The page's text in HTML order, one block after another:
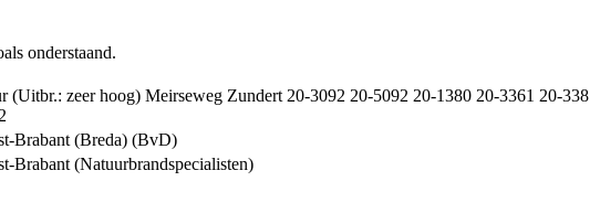
onderstaand.
(Uitbr.: zeer hoog) Meirseweg Zundert 20-3092 20-5092 20-1380 20-3361 20-
Brabant (Breda) (BvD)
Brabant (Natuurbrandspecialisten)